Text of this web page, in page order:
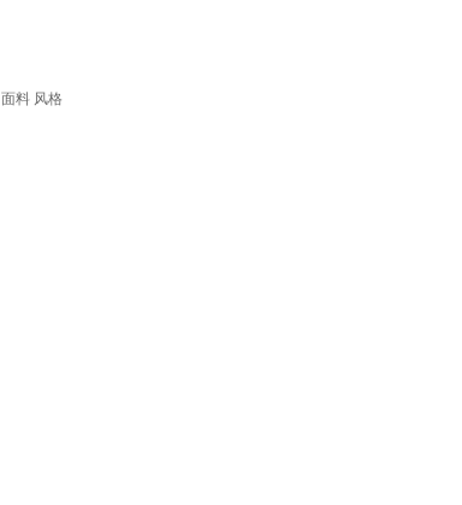
面料 风格